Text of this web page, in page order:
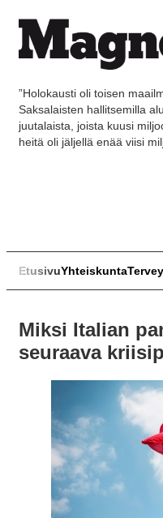
”Holokausti oli toisen
Saksalaisten hallitsemilla
juutalaista, joista kuusi
heitä oli jäljellä enää viisi
EtusivuYhteiskunta
Miksi Italian
seuraava